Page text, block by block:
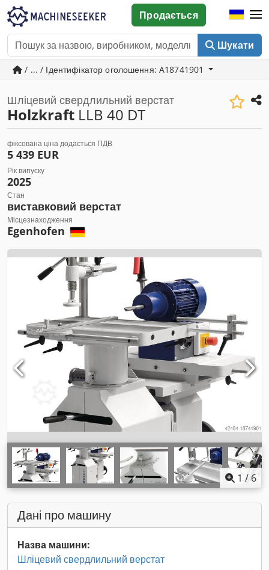
Шукати
Продається
/ ... / Ідентифікатор оголошення: A18741901
Шліцевий свердлильний верстат
Holzkraft LLB 40 DT
фіксована ціна додається ПДВ
5 439 EUR
Рік випуску
2025
Стан
виставковий верстат
Місцезнаходження
Egenhofen
1 /6
Дані про машину
Назва машини:
Шліцевий свердлильний верстат